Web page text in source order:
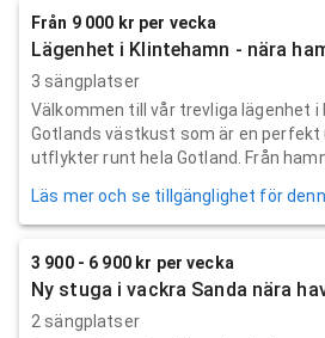
Från 9 000 kr per vecka
Lägenhet i Klintehamn - nära
3 sängplatser
Välkommen till vår trevliga lägenhet i
Gotlands västkust som är en
utflykter runt hela Gotland. Från
Läs mer och se tillgänglighet för
3 900 - 6 900 kr per vecka
Ny stuga i vackra Sanda nära
2 sängplatser